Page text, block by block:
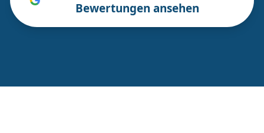
Bewertungen ansehen